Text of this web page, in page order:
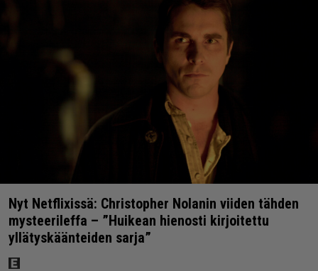
Nyt Netflixissä: Christopher Nolanin viiden tähden
mysteerileffa – ”Huikean hienosti kirjoitettu
yllätyskäänteiden sarja”